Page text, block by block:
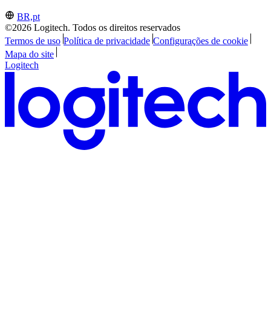
BR,pt
©2026 Logitech. Todos os direitos reservados
Termos de uso Política de privacidade Configurações de cookie
Mapa do site
Logitech